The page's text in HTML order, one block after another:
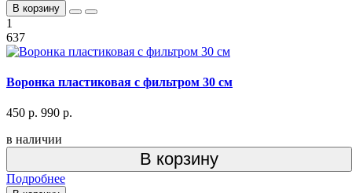
В корзину
1
637
Воронка пластиковая с фильтром 30 см
450 р. 990 р.
в наличии
В корзину
Подробнее